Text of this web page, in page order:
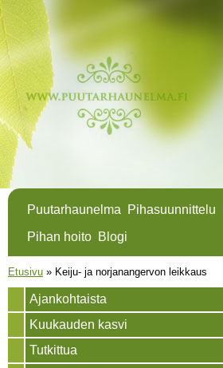
Puutarhaunelma Pihasuunnittelu
Pihan hoito Blogi
Olet täällä
Etusivu » Keiju- ja norjanangervon leikkaus
Ajankohtaista
Kuukauden kasvi
Tutkittua